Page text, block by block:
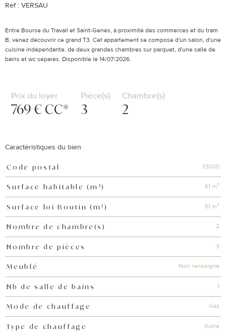
Réf : VERSAU
Entre Bourse du Travail et Saint-Genès, à proximité des commerces et du tram
B, venez découvrir ce grand T3. Cet appartement se compose d'un salon, d'une
cuisine indépendante, de deux grandes chambres sur parquet, d'une salle de
bains et wc séparés. Disponible le 14/07/2026.
Prix du loyer
769 € CC*
Pièce(s)
3
Chambre(s)
2
Caractéristiques du bien
Caractéristiques Valeurs
Code postal 33000
Surface habitable (m²) 61 m²
Surface loi Boutin (m²) 61 m²
Nombre de chambre(s) 2
Nombre de pièces 3
Meublé Non renseigné
Nb de salle de bains 1
Mode de chauffage Gaz
Type de chauffage Autre